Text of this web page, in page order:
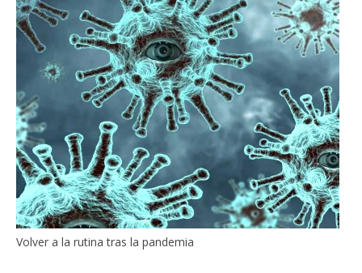
Volver a la rutina tras la pandemia